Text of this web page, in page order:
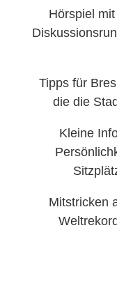
Hörspiel
Tipps für
die die
Kleine
Mitstricken